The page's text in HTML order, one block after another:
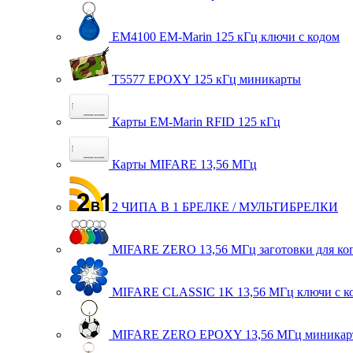
EM4100 EM-Marin 125 кГц ключи с кодом
T5577 EPOXY 125 кГц миникарты
Карты EM-Marin RFID 125 кГц
Карты MIFARE 13,56 МГц
2 ЧИПА В 1 БРЕЛКЕ / МУЛЬТИБРЕЛКИ
MIFARE ZERO 13,56 МГц заготовки для
MIFARE CLASSIC 1K 13,56 МГц ключи с
MIFARE ZERO EPOXY 13,56 МГц